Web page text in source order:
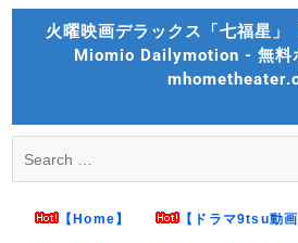
Skip
火曜映画デラックス「七福星
Miomio Dailymotion - 無料
for:
【Home】 【ドラマ9tsu動画